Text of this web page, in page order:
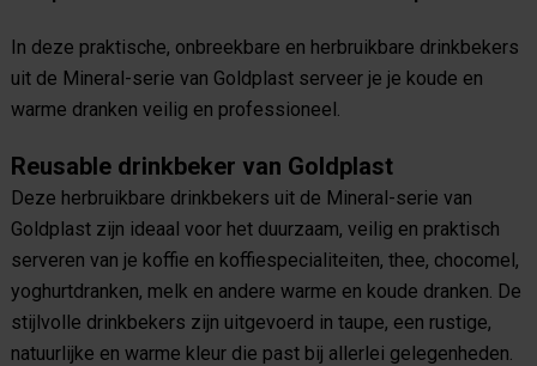
In deze praktische, onbreekbare en herbruikbare drinkbekers
uit de Mineral-serie van Goldplast serveer je je koude en
warme dranken veilig en professioneel.
Reusable drinkbeker van Goldplast
Deze herbruikbare drinkbekers uit de Mineral-serie van
Goldplast zijn ideaal voor het duurzaam, veilig en praktisch
serveren van je koffie en koffiespecialiteiten, thee, chocomel,
yoghurtdranken, melk en andere warme en koude dranken. De
stijlvolle drinkbekers zijn uitgevoerd in taupe, een rustige,
natuurlijke en warme kleur die past bij allerlei gelegenheden.